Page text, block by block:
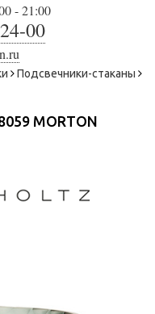
- 21:00
00
Подсвечники-стаканы
MORTON